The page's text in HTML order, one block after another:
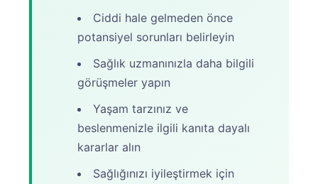
Ciddi hale gelmeden önce
potansiyel sorunları belirleyin
Sağlık uzmanınızla daha bilgili
görüşmeler yapın
Yaşam tarzınız ve
beslenmenizle ilgili kanıta dayalı
kararlar alın
Sağlığınızı iyileştirmek için